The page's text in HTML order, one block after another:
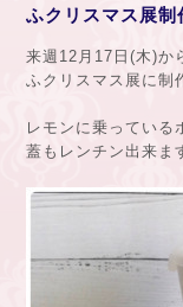
ふクリスマス展制
来週12月17日(木)か
ふクリスマス展に制
レモンに乗っている
蓋もレンチン出来ま